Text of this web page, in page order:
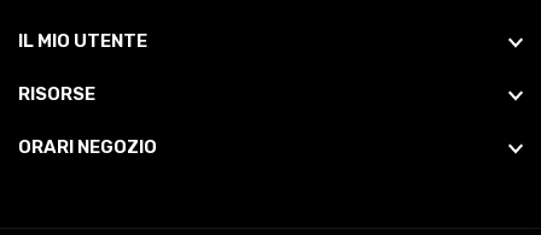
IL MIO UTENTE
RISORSE
ORARI NEGOZIO